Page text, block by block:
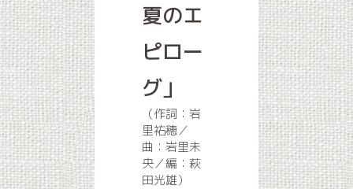
夏のエ
ピロー
グ」
（作詞：岩
里祐穂／
曲：岩里未
央／編：萩
田光雄）